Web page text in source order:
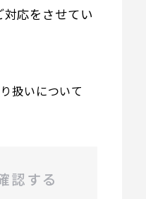
応をさせてい
扱いについて